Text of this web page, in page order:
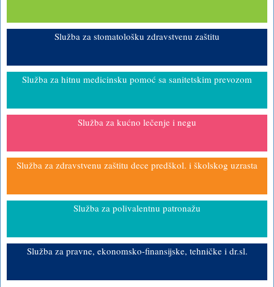
Služba za stomatološku zdravstvenu zaštitu
Služba za hitnu medicinsku pomoć sa sanitetskim prevozom
Služba za kućno lečenje i negu
Služba za zdravstvenu zaštitu dece predškol. i školskog uzrasta
Služba za polivalentnu patronažu
Služba za pravne, ekonomsko-finansijske, tehničke i dr.sl.